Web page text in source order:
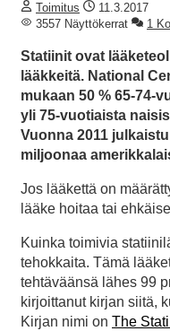
Toimitus
11.3.2017
3557 Näyttökerrat
1
Statiinit ovat
lääkkeitä. National
mukaan 50 % 65-74-
yli 75-vuotiaista
Vuonna 2011
miljoonaa
Jos lääkettä on
lääke hoitaa tai
Kuinka toimivia
tehokkaita. Tämä
tehtäväänsä lähes 99
kirjoittanut kirjan siitä,
Kirjan nimi on The